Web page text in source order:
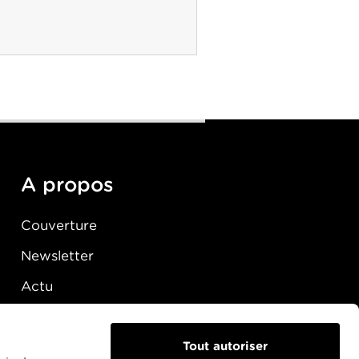
Tout autoriser
A propos
Couverture
Newsletter
Actu